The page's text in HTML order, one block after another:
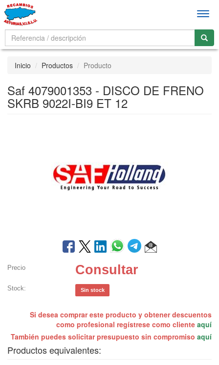
Inicio Productos Producto
Saf 4079001353 - DISCO DE FRENO
SKRB 9022I-BI9 ET 12
Precio Consultar
Stock: Sin stock
Si desea comprar este producto y obtener descuentos
como profesional regístrese como cliente aquí
También puedes solicitar presupuesto sin compromiso aquí
Productos equivalentes: